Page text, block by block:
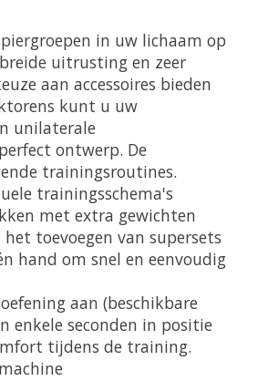
in uw lichaam op
uitrusting en zeer
aan accessoires bieden
kunt u uw
unilaterale
ontwerp. De
trainingsroutines.
trainingsschema's
met extra gewichten
toevoegen van supersets
hand om snel en eenvoudig
aan (beschikbare
enkele seconden in positie
tijdens de training.